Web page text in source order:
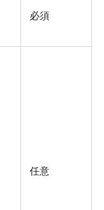
必須
任意